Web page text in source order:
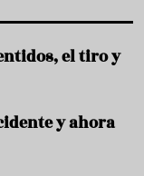
el tiro y
y ahora